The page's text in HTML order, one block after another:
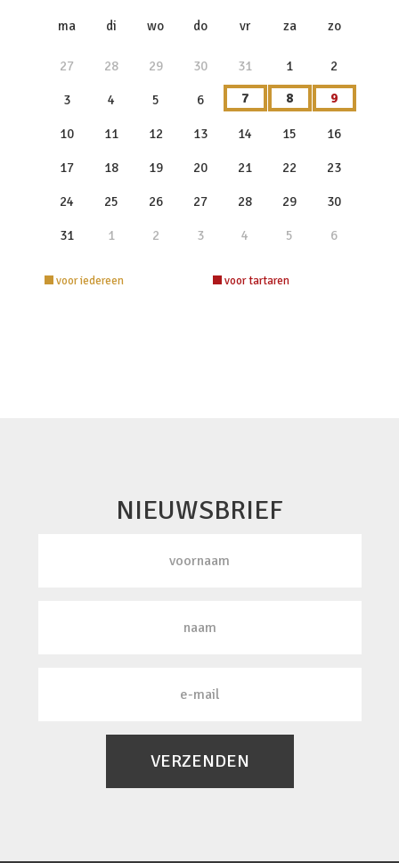
ma di wo do vr za zo
27 28 29 30 31 1 2
3 4 5 6 7 8 9
10 11 12 13 14 15 16
17 18 19 20 21 22 23
24 25 26 27 28 29 30
31 1 2 3 4 5 6
voor iedereen voor tartaren
NIEUWSBRIEF
VERZENDEN